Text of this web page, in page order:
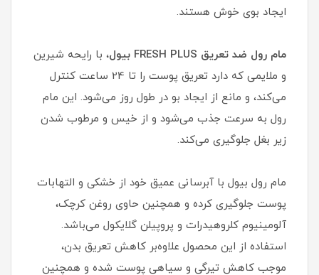
ایجاد بوی خوش هستند.
مام رول ضد تعریق FRESH PLUS بیول
، با رایحه شیرین
و ملایمی که دارد تعریق پوست را تا 24 ساعت کنترل
می‌کند، و مانع از ایجاد بو در طول روز می‌شود. این مام
رول به سرعت جذب می‌شود و از خیس و مرطوب شدن
زیر بغل جلوگیری می‌کند.
مام رول بیول با آبرسانی عمیق خود از خشکی و التهابات
پوست جلوگیری کرده و همچنین حاوی روغن کرچک،
آلومینیوم کلروهیدرات و پروپیلن گلایکول می‌باشد.
استفاده از این محصول علاوه‌بر کاهش تعریق بدن،
موجب کاهش تیرگی و سیاهی پوست شده و همچنین